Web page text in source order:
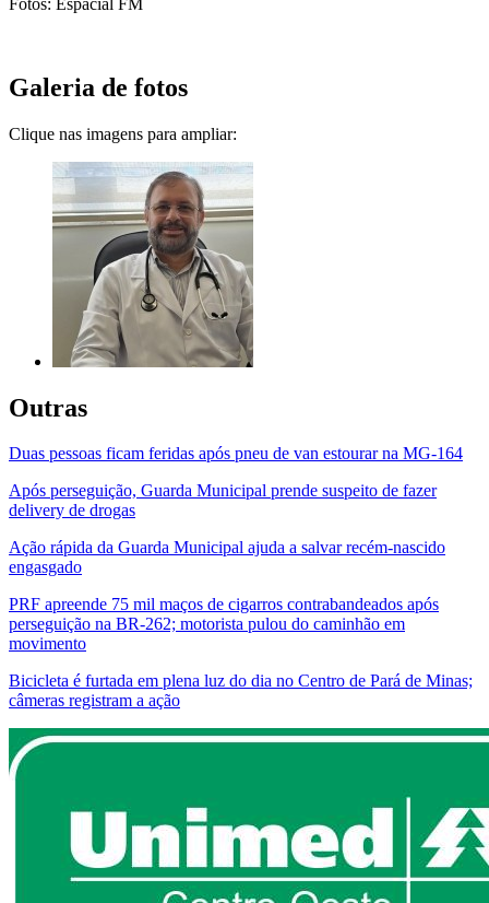
Galeria de fotos
Clique nas imagens para ampliar:
Outras
Duas pessoas ficam feridas após pneu de van estourar na MG-164
Após perseguição, Guarda Municipal prende suspeito de fazer
delivery de drogas
Ação rápida da Guarda Municipal ajuda a salvar recém-nascido
engasgado
PRF apreende 75 mil maços de cigarros contrabandeados após
perseguição na BR-262; motorista pulou do caminhão em
movimento
Bicicleta é furtada em plena luz do dia no Centro de Pará de Minas;
câmeras registram a ação